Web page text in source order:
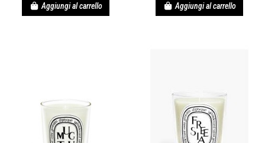
Aggiungi al carrello Aggiungi al carrello